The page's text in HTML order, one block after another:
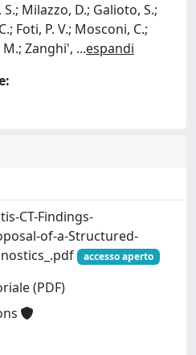
Milazzo, D.; Galioto, S.;
Foti, P. V.; Mosconi, C.;
Zanghi', ...espandi
CT-Findings-
of-a-Structured-
accesso aperto
(PDF)